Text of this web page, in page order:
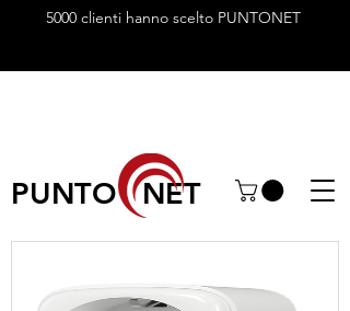
5000 clienti hanno scelto PUNTONET
PUNTO NET